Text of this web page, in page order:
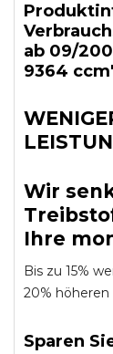
ab 09/
9364
Wir
Ihre
Bis zu 15%
20%
Sparen